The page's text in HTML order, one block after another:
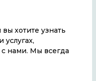
хотите узнать
с нами. Мы всегда